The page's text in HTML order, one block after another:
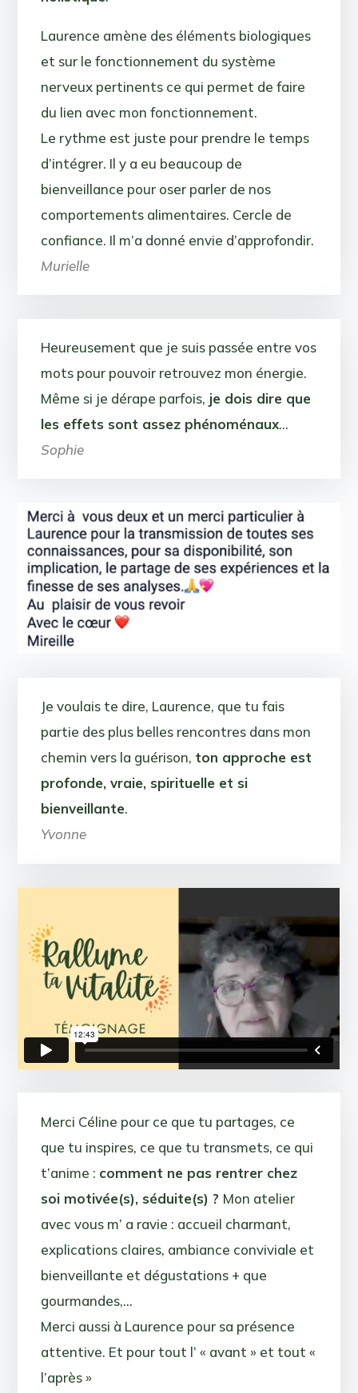
Laurence amène des éléments biologiques
et sur le fonctionnement du système
nerveux pertinents ce qui permet de faire
du lien avec mon fonctionnement.
Le rythme est juste pour prendre le temps
d’intégrer. Il y a eu beaucoup de
bienveillance pour oser parler de nos
comportements alimentaires. Cercle de
confiance. Il m’a donné envie d’approfondir.
Murielle
Heureusement que je suis passée entre vos
mots pour pouvoir retrouvez mon énergie.
Même si je dérape parfois, je dois dire que
les effets sont assez phénoménaux…
Sophie
Je voulais te dire, Laurence, que tu fais
partie des plus belles rencontres dans mon
chemin vers la guérison, ton approche est
profonde, vraie, spirituelle et si
bienveillante.
Yvonne
Merci Céline pour ce que tu partages, ce
que tu inspires, ce que tu transmets, ce qui
t’anime : comment ne pas rentrer chez
soi motivée(s), séduite(s) ? Mon atelier
avec vous m’ a ravie : accueil charmant,
explications claires, ambiance conviviale et
bienveillante et dégustations + que
gourmandes,…
Merci aussi à Laurence pour sa présence
attentive. Et pour tout l’ « avant » et tout «
l’après »